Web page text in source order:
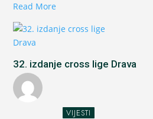
Read More
32. izdanje cross lige Drava
VIJESTI